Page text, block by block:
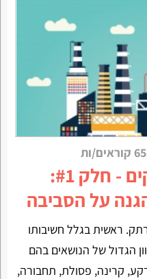
ות
איכות הסביבה ועסקים - חלק #1:
על הסביבה
ראשית בגלל חשיבותו
הגדול של הנושאים בהם
קרינה, פסולת, תחבורה,